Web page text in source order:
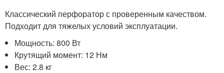
Классический перфоратор с проверенным качеством.
Подходит для тяжелых условий эксплуатации.
Мощность: 800 Вт
Крутящий момент: 12 Нм
Вес: 2.8 кг